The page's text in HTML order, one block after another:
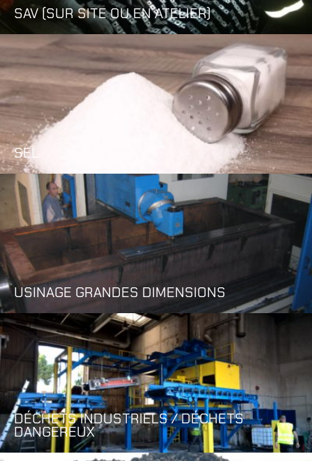
SAV (SUR SITE OU EN ATELIER)
SEL
USINAGE GRANDES DIMENSIONS
DÉCHETS INDUSTRIELS / DÉCHETS
DANGEREUX